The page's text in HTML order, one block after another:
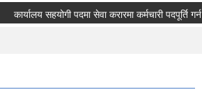
कार्यालय सहयोगी पदमा सेवा करारमा कर्मचारी पदपूर्ति गर्न